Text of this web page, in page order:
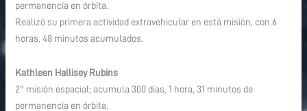
permanencia en órbita.
Realizó su primera actividad extravehicular en está misión, con 6
horas, 48 minutos acumulados.
Kathleen Hallisey Rubins
2° misión espacial; acumula 300 días, 1 hora, 31 minutos de
permanencia en órbita.